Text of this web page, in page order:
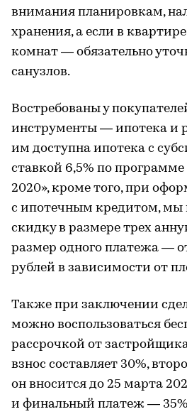
внимания планировкам,
хранения, а если в
комнат — обязательно
санузлов.
Востребованы у
инструменты — ипотека и
им доступна ипотека с
ставкой 6,5% по
2020», кроме того, при
с ипотечным кредитом, мы
скидку в размере трех
размер одного платежа —
рублей в зависимости от
Также при заключении
можно воспользоваться
рассрочкой от
взнос составляет 30%,
он вносится до 25 марта
и финальный платеж —